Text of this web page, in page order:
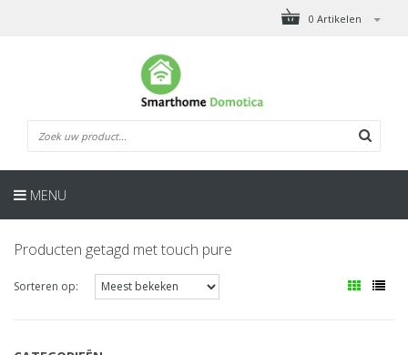
0 Artikelen
MENU
Producten getagd met touch pure
Sorteren op: